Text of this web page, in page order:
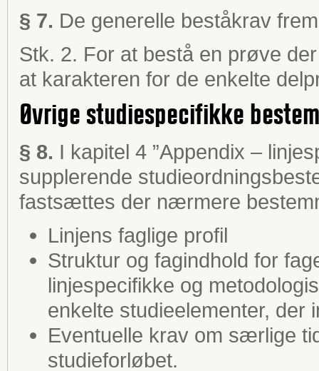
§ 7. De generelle beståkrav
Stk. 2. For at bestå en prøve
at karakteren for de enkelte
Øvrige studiespecifikke
§ 8. I kapitel 4 ”Appendix –
supplerende
fastsættes der nærmere
Linjens faglige profil
Struktur og fagindhold for
linjespecifikke og
enkelte studieelementer, der
Eventuelle krav om særlige
studieforløbet.